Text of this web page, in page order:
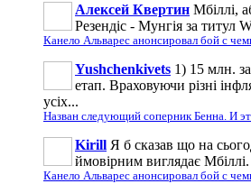
Алексей Квертин Мбіллі,
Резендіс - Мунгія за титул
Канело Альварес анонсировал бой с
Yushchenkivets 1) 15 млн.
етап. Враховуючи різні
усіх...
Назван следующий соперник Бенна. И
Kirill Я б сказав що на
ймовірним виглядає Мбіллі.
Канело Альварес анонсировал бой с